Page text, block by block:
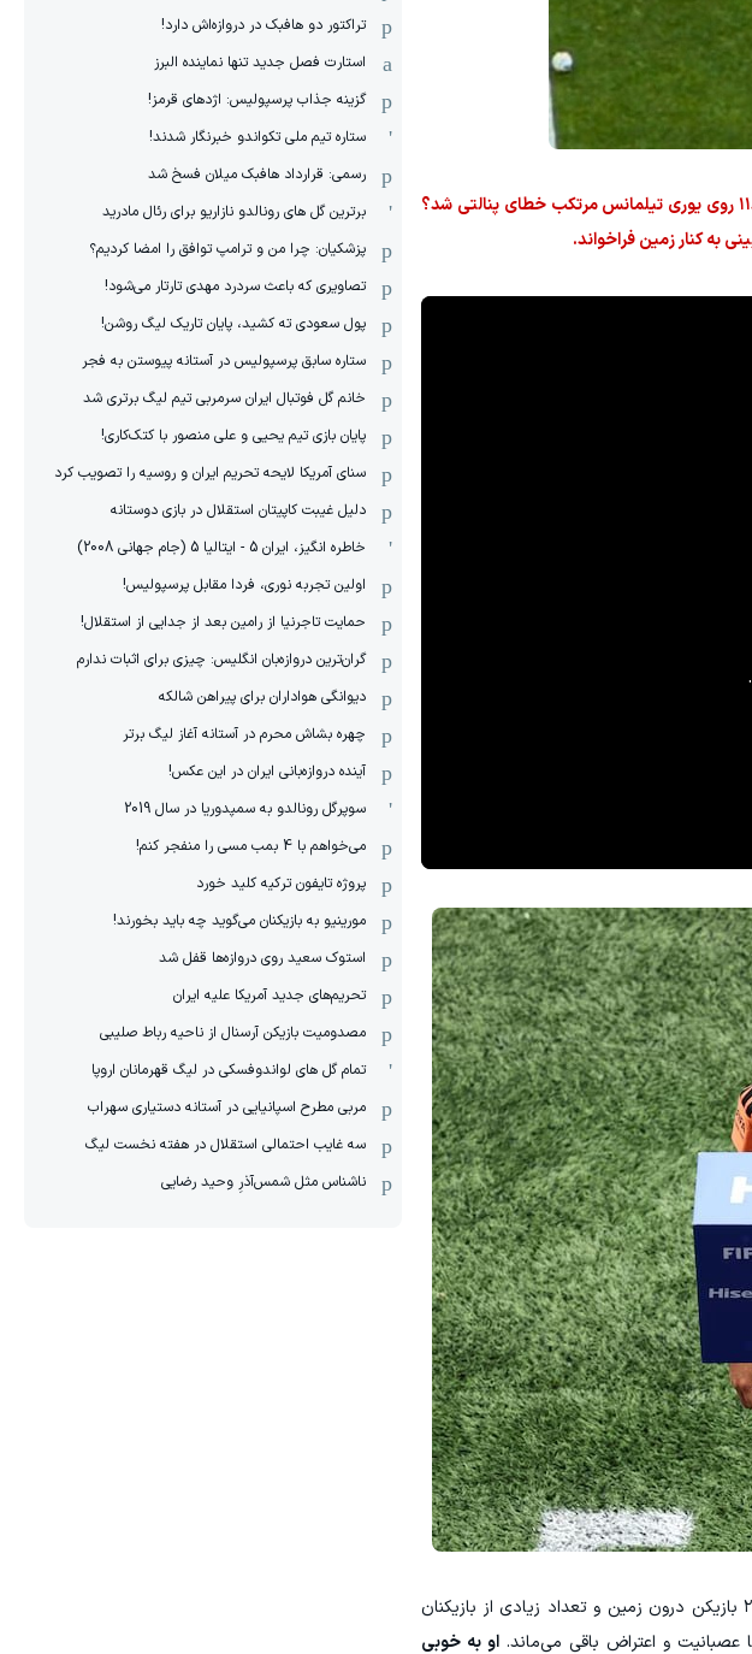
زمان به شکل ترسناکی طولانی شد و هیجان پس از این صحنه به اوج خود رسید. آیا کامارا در دقیقه ۱۱۸ روی یوری تیلمانس مرتکب خطای پنالتی شد؟
به کنار زمین فراخواند.
او به صفحه نمایش چشم دوخته بود و تردید در چشمانش موج می‌زد، آن هم در حالی که نگاه ۲۲ بازیکن درون زمین و تعداد زیادی از بازیکنان
و اعتراض باقی می‌ماند. او به خوبی
تراکتور دو هافبک در دروازه‌اش دارد!
استارت فصل جدید تنها نماینده البرز
گزینه جذاب پرسپولیس: اژدهای قرمز!
ستاره تیم ملی تکواندو خبرنگار شدند!
رسمی: قرارداد هافبک میلان فسخ شد
برترین گل های رونالدو نازاریو برای رئال مادرید
پزشکیان: چرا من و ترامپ توافق را امضا کردیم؟
تصاویری که باعث سردرد مهدی تارتار می‌شود!
پول سعودی ته کشید، پایان تاریک لیگ روشن!
ستاره سابق پرسپولیس در آستانه پیوستن به فجر
خانم گل فوتبال ایران سرمربی تیم لیگ برتری شد
پایان بازی تیم یحیی و علی منصور با کتک‌کاری!
سنای آمریکا لایحه تحریم ایران و روسیه را تصویب کرد
دلیل غیبت کاپیتان استقلال در بازی دوستانه
خاطره انگیز، ایران 5 - ایتالیا 5 (جام جهانی 2008)
اولین تجربه نوری، فردا مقابل پرسپولیس!
حمایت تاجرنیا از رامین بعد از جدایی از استقلال!
گران‌ترین دروازه‌بان انگلیس: چیزی برای اثبات ندارم
دیوانگی هواداران برای پیراهن شالکه
چهره بشاش محرم در آستانه آغاز لیگ برتر
آینده دروازه‌بانی ایران در این عکس!
سوپرگل رونالدو به سمپدوریا در سال 2019
می‌خواهم با 4 بمب مسی را منفجر کنم!
پروژه تایفون ترکیه کلید خورد
مورینیو به بازیکنان می‌گوید چه باید بخورند!
استوک سعید روی دروازه‌ها قفل شد
تحریم‌های جدید آمریکا علیه ایران
مصدومیت بازیکن آرسنال از ناحیه رباط صلیبی
تمام گل های لواندوفسکی در لیگ قهرمانان اروپا
مربی مطرح اسپانیایی در آستانه دستیاری سهراب
سه غایب احتمالی استقلال در هفته نخست لیگ
ناشناس مثل شمس‌آذرِ وحید رضایی